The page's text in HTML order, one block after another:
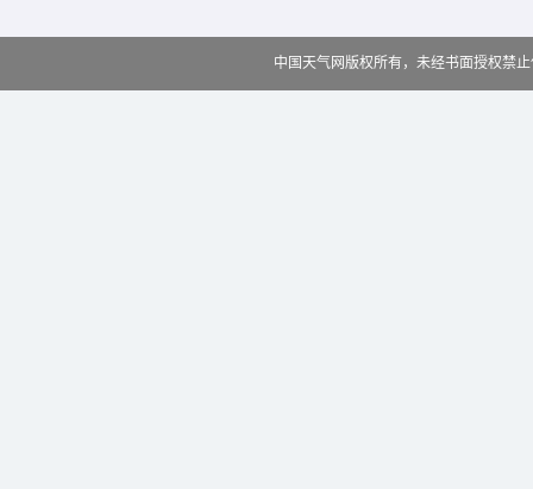
中国天气网版权所有，未经书面授权